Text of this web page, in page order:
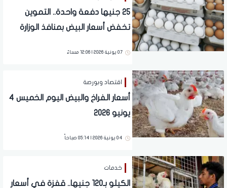
25 جنيها دفعة واحدة.. التموين
تخفض أسعار البيض بمنافذ الوزارة
07 يونية 2026 | 12:06 مساءً
اقتصاد وبورصة
أسعار الفراخ والبيض اليوم الخميس 4
يونيو 2026
04 يونية 2026 | 05:14 صباحاً
خدمات
الكيلو بـ120 جنيها.. قفزة في أسعار